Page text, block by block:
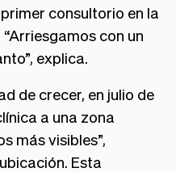
consultorio en la
con un
explica.
de crecer, en julio de
a una zona
más visibles”,
Esta